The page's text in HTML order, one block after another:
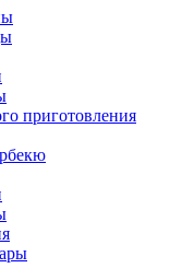
приготовления